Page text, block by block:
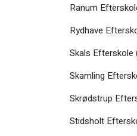
Ranum
Rydhave
Skals Efterskole
Skamling
Skrødstrup
Stidsholt